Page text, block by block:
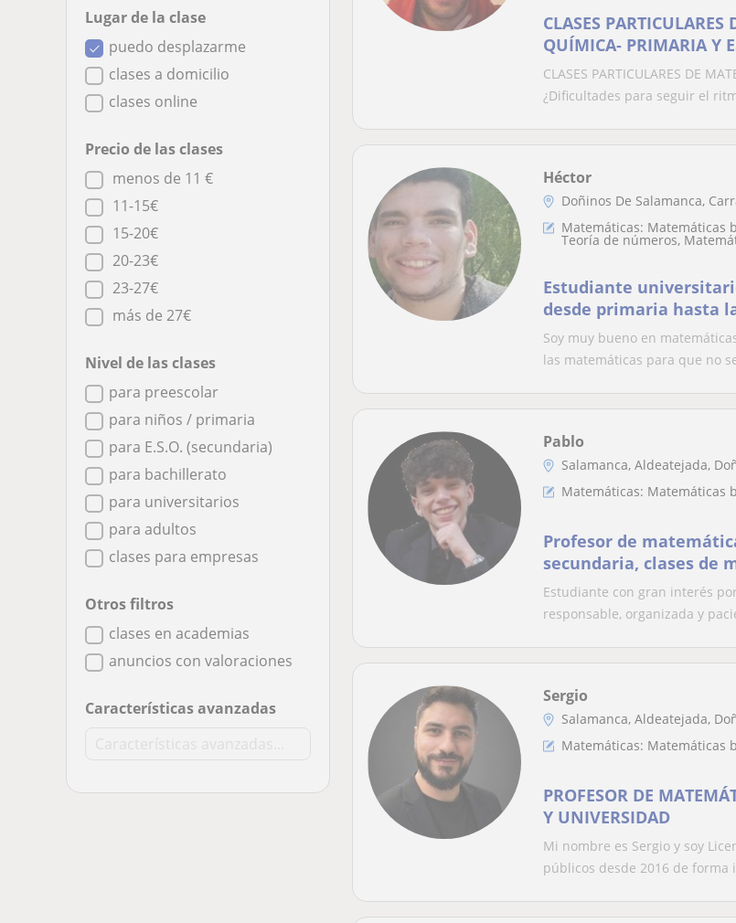
Lugar de la clase
puedo desplazarme
clases a domicilio
clases online
Precio de las clases
menos de 11 €
11-15€
15-20€
20-23€
23-27€
más de 27€
Nivel de las clases
para preescolar
para niños / primaria
para E.S.O. (secundaria)
para bachillerato
para universitarios
para adultos
clases para empresas
Otros filtros
clases en academias
anuncios con valoraciones
Características avanzadas
CLASES
QUÍMICA- PRIMARIA Y
CLASES PARTICULARES DE
¿Dificultades para seguir el
Héctor
Doñinos De Salamanca,
Matemáticas: Matemáticas
Teoría de números,
Estudiante
desde primaria hasta
Soy muy bueno en
las matemáticas para que no
Pablo
Salamanca, Aldeatejada,
Matemáticas: Matemáticas
Profesor de
secundaria, clases de
biología e inglés.
Estudiante con gran interés
responsable, organizada y
Sergio
Salamanca, Aldeatejada,
Matemáticas: Matemáticas
PROFESOR DE
Y UNIVERSIDAD
Mi nombre es Sergio y soy
públicos desde 2016 de